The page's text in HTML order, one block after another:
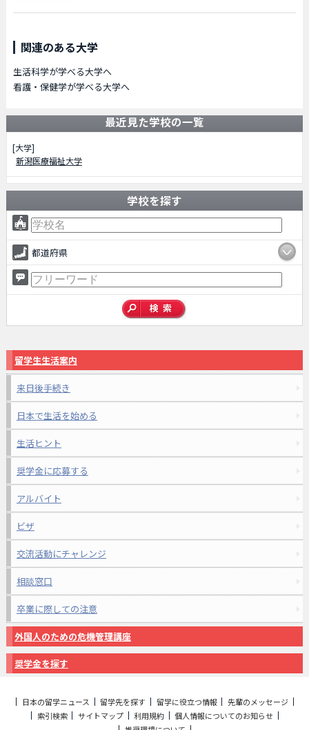
関連のある大学
生活科学が学べる大学へ
看護・保健学が学べる大学へ
最近見た学校の一覧
[大学]
新潟医療福祉大学
学校を探す
都道府県
留学生生活案内
来日後手続き
日本で生活を始める
生活ヒント
奨学金に応募する
アルバイト
ビザ
交流活動にチャレンジ
相談窓口
卒業に際しての注意
外国人のための危機管理講座
奨学金を探す
日本の留学ニュース 留学先を探す 留学に役立つ情報
先輩のメッセージ
索引検索
サイトマップ 利用規約
個人情報についてのお知らせ